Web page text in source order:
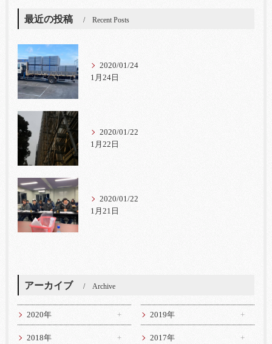
最近の投稿 Recent Posts
2020/01/24
1月24日
2020/01/22
1月22日
2020/01/22
1月21日
アーカイブ Archive
2020年 2019年
2018年 2017年